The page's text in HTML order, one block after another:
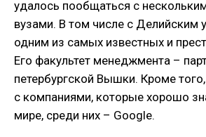
удалось пообщаться с
вузами. В том числе с Делийским
одним из самых известных и
Его факультет менеджмента –
петербургской Вышки. Кроме
с компаниями, которые хорошо
мире, среди них – Google.